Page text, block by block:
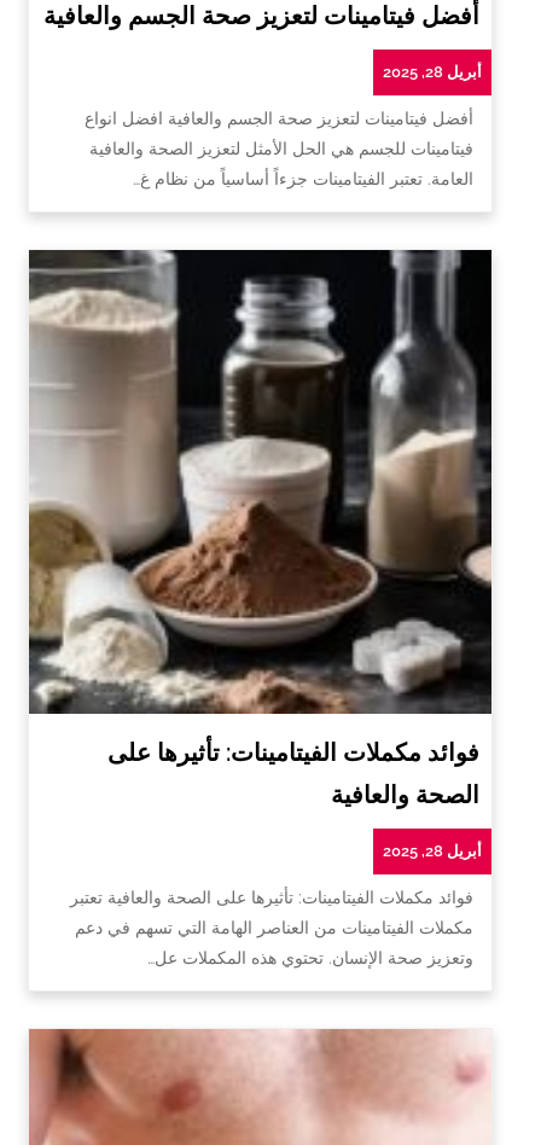
أفضل فيتامينات لتعزيز صحة الجسم والعافية
أبريل 28, 2025
أفضل فيتامينات لتعزيز صحة الجسم والعافية افضل انواع
فيتامينات للجسم هي الحل الأمثل لتعزيز الصحة والعافية
العامة. تعتبر الفيتامينات جزءاً أساسياً من نظام غ…
فوائد مكملات الفيتامينات: تأثيرها على
الصحة والعافية
أبريل 28, 2025
فوائد مكملات الفيتامينات: تأثيرها على الصحة والعافية تعتبر
مكملات الفيتامينات من العناصر الهامة التي تسهم في دعم
وتعزيز صحة الإنسان. تحتوي هذه المكملات عل…